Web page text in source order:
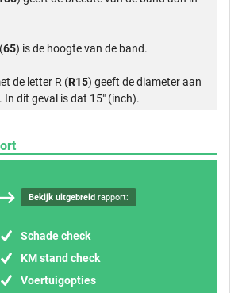
65) is de hoogte van de band.
de letter R (R15) geeft de diameter aan
In dit geval is dat 15" (inch).
Bekijk uitgebreidrapport:
Schade check
KM stand check
Voertuigopties